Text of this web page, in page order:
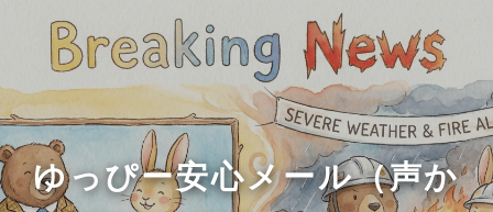
ゆっぴー安心メール（声か